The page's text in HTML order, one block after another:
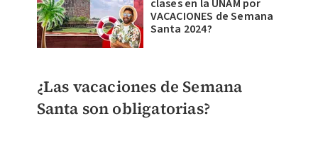
clases en la UNAM por
VACACIONES de Semana
Santa 2024?
¿Las vacaciones de Semana
Santa son obligatorias?